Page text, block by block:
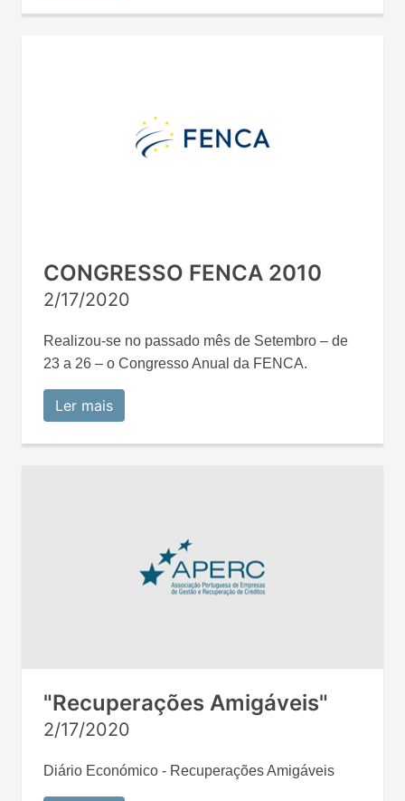
CONGRESSO FENCA 2010
2/17/2020
Realizou-se no passado mês de Setembro – de
23 a 26 – o Congresso Anual da FENCA.
Ler mais
"Recuperações Amigáveis"
2/17/2020
Diário Económico - Recuperações Amigáveis